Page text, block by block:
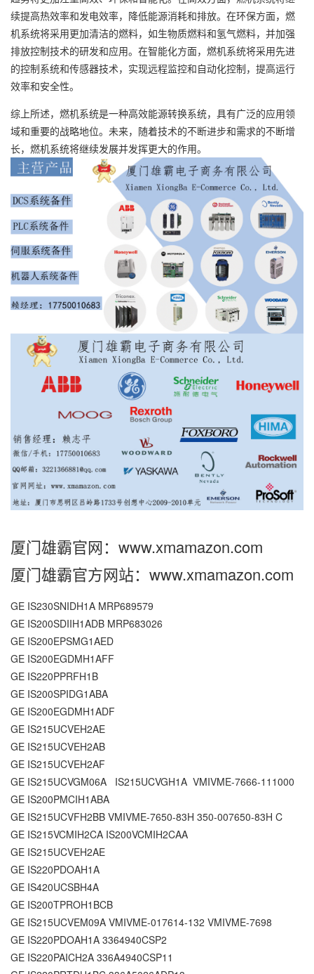
续提高热效率和发电效率，降低能源消耗和排放。在环保方面，燃
机系统将采用更加清洁的燃料，如生物质燃料和氢气燃料，并加强
排放控制技术的研发和应用。在智能化方面，燃机系统将采用先进
的控制系统和传感器技术，实现远程监控和自动化控制，提高运行
效率和安全性。
综上所述，燃机系统是一种高效能源转换系统，具有广泛的应用领
域和重要的战略地位。未来，随着技术的不断进步和需求的不断增
长，燃机系统将继续发展并发挥更大的作用。
厦门雄霸官网： www.xmamazon.com
厦门雄霸官方网站： www.xmamazon.com
GE IS230SNIDH1A MRP689579
GE IS200SDIIH1ADB MRP683026
GE IS200EPSMG1AED
GE IS200EGDMH1AFF
GE IS220PPRFH1B
GE IS200SPIDG1ABA
GE IS200EGDMH1ADF
GE IS215UCVEH2AE
GE IS215UCVEH2AB
GE IS215UCVEH2AF
GE IS215UCVGM06A IS215UCVGH1A VMIVME-7666-111000
GE IS200PMCIH1ABA
GE IS215UCVFH2BB VMIVME-7650-83H 350-007650-83H C
GE IS215VCMIH2CA IS200VCMIH2CAA
GE IS215UCVEH2AE
GE IS220PDOAH1A
GE IS420UCSBH4A
GE IS200TPROH1BCB
GE IS215UCVEM09A VMIVME-017614-132 VMIVME-7698
GE IS220PDOAH1A 3364940CSP2
GE IS220PAICH2A 336A4940CSP11